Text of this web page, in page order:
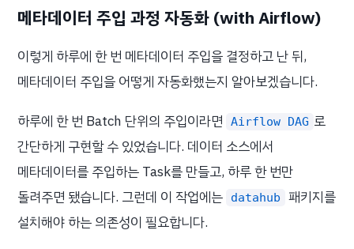
메타데이터 주입 과정 자동화 (with Airflow)
이렇게 하루에 한 번 메타데이터 주입을 결정하고 난 뒤,
메타데이터 주입을 어떻게 자동화했는지 알아보겠습니다.
하루에 한 번 Batch 단위의 주입이라면
Airflow DAG 로
간단하게 구현할 수 있었습니다. 데이터 소스에서
메타데이터를 주입하는 Task를 만들고, 하루 한 번만
돌려주면 됐습니다. 그런데 이 작업에는
datahub
패키지를
설치해야 하는 의존성이 필요합니다.